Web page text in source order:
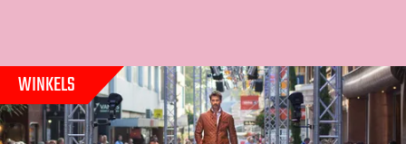
p
a
j
:
r
o
WINKELS